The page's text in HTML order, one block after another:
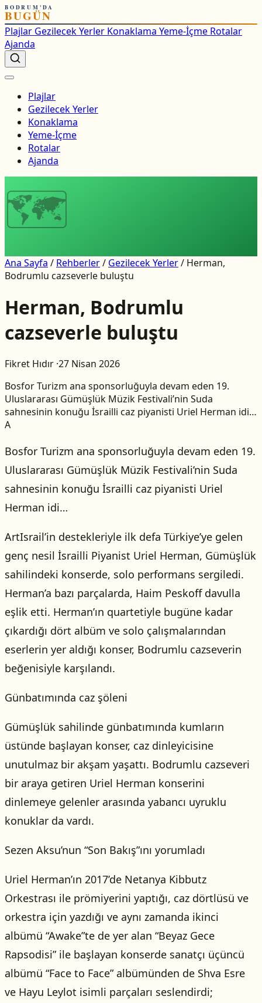
BODRUM'DA
BUGÜN
Plajlar Gezilecek Yerler Konaklama Yeme-İçme Rotalar
Ajanda
Plajlar
Gezilecek Yerler
Konaklama
Yeme-İçme
Rotalar
Ajanda
🗺
Ana Sayfa / Rehberler/ Gezilecek Yerler/ Herman,
Bodrumlu cazseverle buluştu
Herman, Bodrumlu
cazseverle buluştu
Fikret Hıdır ·27 Nisan 2026
Bosfor Turizm ana sponsorluğuyla devam eden 19.
Uluslararası Gümüşlük Müzik Festivali’nin Suda
sahnesinin konuğu İsrailli caz piyanisti Uriel Herman idi…
A
Bosfor Turizm ana sponsorluğuyla devam eden 19.
Uluslararası Gümüşlük Müzik Festivali’nin Suda
sahnesinin konuğu İsrailli caz piyanisti Uriel
Herman idi…
ArtIsrail’in destekleriyle ilk defa Türkiye’ye gelen
genç nesil İsrailli Piyanist Uriel Herman, Gümüşlük
sahilindeki konserde, solo performans sergiledi.
Herman’a bazı parçalarda, Haim Peskoff davulla
eşlik etti. Herman’ın quartetiyle bugüne kadar
çıkardığı dört albüm ve solo çalışmalarından
eserlerin yer aldığı konser, Bodrumlu cazseverin
beğenisiyle karşılandı.
Günbatımında caz şöleni
Gümüşlük sahilinde günbatımında kumların
üstünde başlayan konser, caz dinleyicisine
unutulmaz bir akşam yaşattı. Bodrumlu cazseveri
bir araya getiren Uriel Herman konserini
dinlemeye gelenler arasında yabancı uyruklu
konuklar da vardı.
Sezen Aksu’nun “Son Bakış”ını yorumladı
Uriel Herman’ın 2017’de Netanya Kibbutz
Orkestrası ile prömiyerini yaptığı, caz dörtlüsü ve
orkestra için yazdığı ve aynı zamanda ikinci
albümü “Awake”te de yer alan “Beyaz Gece
Rapsodisi” ile başlayan konserde sanatçı üçüncü
albümü “Face to Face” albümünden de Shva Esre
ve Hayu Leylot isimli parçaları seslendirdi;